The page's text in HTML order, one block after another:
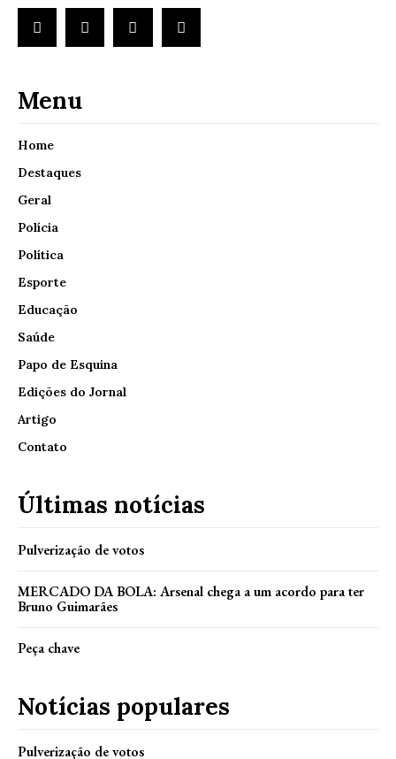
Menu
Home
Destaques
Geral
Polícia
Política
Esporte
Educação
Saúde
Papo de Esquina
Edições do Jornal
Artigo
Contato
Últimas notícias
Pulverização de votos
MERCADO DA BOLA: Arsenal chega a um acordo para ter
Bruno Guimarães
Peça chave
Notícias populares
Pulverização de votos